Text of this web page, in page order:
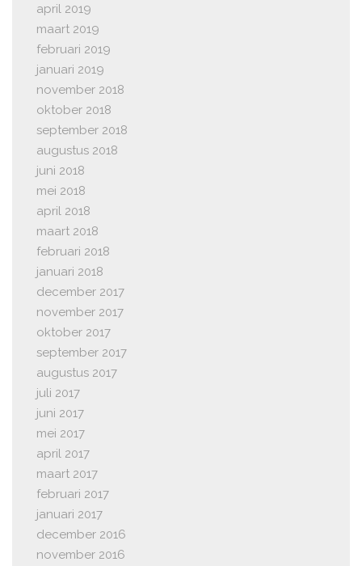
april 2019
maart 2019
februari 2019
januari 2019
november 2018
oktober 2018
september 2018
augustus 2018
juni 2018
mei 2018
april 2018
maart 2018
februari 2018
januari 2018
december 2017
november 2017
oktober 2017
september 2017
augustus 2017
juli 2017
juni 2017
mei 2017
april 2017
maart 2017
februari 2017
januari 2017
december 2016
november 2016